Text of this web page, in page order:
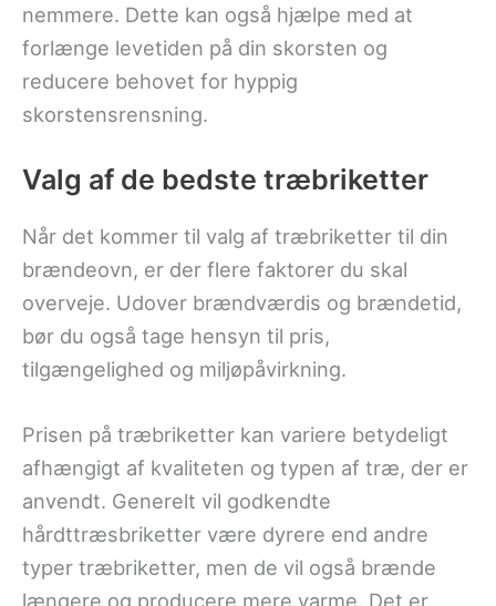
nemmere. Dette kan også hjælpe med at
forlænge levetiden på din skorsten og
reducere behovet for hyppig
skorstensrensning.
Valg af de bedste træbriketter
Når det kommer til valg af træbriketter til din
brændeovn, er der flere faktorer du skal
overveje. Udover brændværdis og brændetid,
bør du også tage hensyn til pris,
tilgængelighed og miljøpåvirkning.
Prisen på træbriketter kan variere betydeligt
afhængigt af kvaliteten og typen af træ, der er
anvendt. Generelt vil godkendte
hårdttræsbriketter være dyrere end andre
typer træbriketter, men de vil også brænde
længere og producere mere varme. Det er